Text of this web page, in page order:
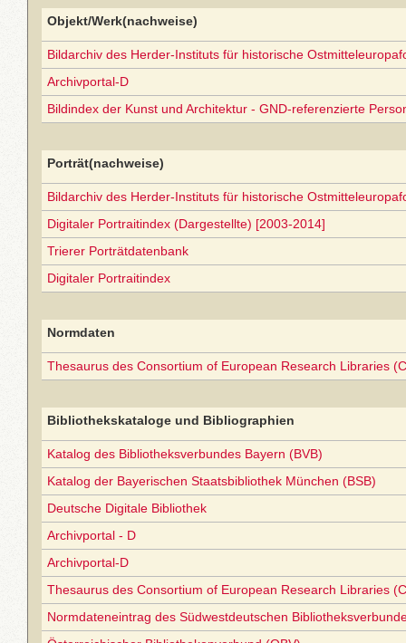
Objekt/Werk(nachweise)
Bildarchiv des Herder-Instituts für historische
Archivportal-D
Bildindex der Kunst und Architektur - GND-referenzierte
Porträt(nachweise)
Bildarchiv des Herder-Instituts für historische
Digitaler Portraitindex (Dargestellte) [2003-2014]
Trierer Porträtdatenbank
Digitaler Portraitindex
Normdaten
Thesaurus des Consortium of European Research Libraries
Bibliothekskataloge und Bibliographien
Katalog des Bibliotheksverbundes Bayern (BVB)
Katalog der Bayerischen Staatsbibliothek München (BSB)
Deutsche Digitale Bibliothek
Archivportal - D
Archivportal-D
Thesaurus des Consortium of European Research Libraries
Normdateneintrag des Südwestdeutschen